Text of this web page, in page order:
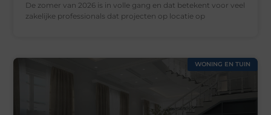
De zomer van 2026 is in volle gang en dat betekent voor veel
zakelijke professionals dat projecten op locatie op
WONING EN TUIN